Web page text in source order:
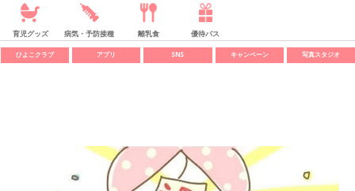
育児グッズ 病気・予防接種 離乳食 優待パス
ひよこクラブ アプリ SNS キャンペーン 写真スタジオ